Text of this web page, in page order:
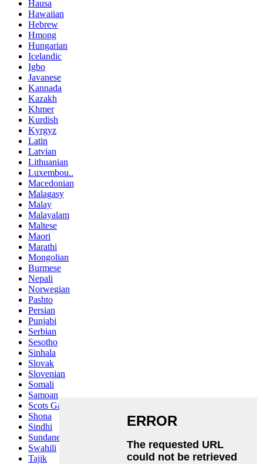
Hausa
Hawaiian
Hebrew
Hmong
Hungarian
Icelandic
Igbo
Javanese
Kannada
Kazakh
Khmer
Kurdish
Kyrgyz
Latin
Latvian
Lithuanian
Luxembou..
Macedonian
Malagasy
Malay
Malayalam
Maltese
Maori
Marathi
Mongolian
Burmese
Nepali
Norwegian
Pashto
Persian
Punjabi
Serbian
Sesotho
Sinhala
Slovak
Slovenian
Somali
Samoan
Scots Gaelic
Shona
Sindhi
Sundanese
Swahili
Tajik